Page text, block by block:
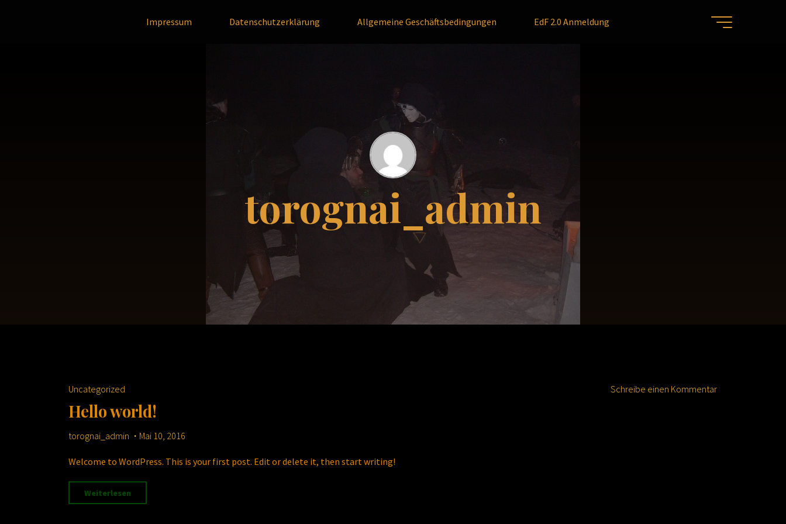
Impressum Datenschutzerklärung Allgemeine Geschäftsbedingungen EdF 2.0 Anmeldung
torognai_admin
Uncategorized Schreibe einen Kommentar
Hello world!
torognai_admin Mai 10, 2016
Welcome to WordPress. This is your first post. Edit or delete it, then start writing!
Weiterlesen